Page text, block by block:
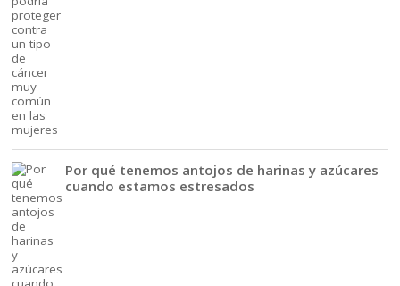
Por qué tenemos antojos de harinas y azúcares
cuando estamos estresados